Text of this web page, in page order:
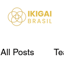
All Posts